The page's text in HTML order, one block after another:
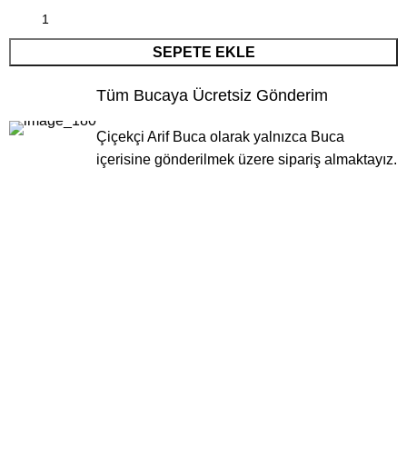
SEPETE EKLE
Tüm Bucaya Ücretsiz Gönderim
Çiçekçi Arif Buca olarak yalnızca Buca
içerisine gönderilmek üzere sipariş almaktayız.